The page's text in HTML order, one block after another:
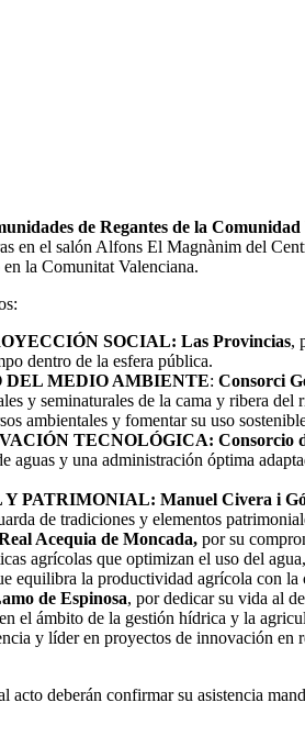
de Regantes de la
en el salón Alfons El Magnànim del
la Comunitat Valenciana.
SOCIAL: Las Provincias,
dentro de la esfera pública.
DEL MEDIO AMBIENTE: Consorci
y seminaturales de la cama y ribera
ambientales y fomentar su uso
TECNOLÓGICA: Consorcio
aguas y una administración óptima
Y PATRIMONIAL: Manuel Civera i
de tradiciones y elementos
Acequia de Moncada, por su
agrícolas que optimizan el uso del
equilibra la productividad agrícola con
de Espinosa, por dedicar su vida al
el ámbito de la gestión hídrica y la
y líder en proyectos de innovación
acto deberán confirmar su asistencia